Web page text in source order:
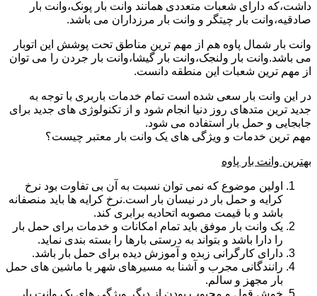
داشت،که دارای شعبات متعددی همانند وانت بار پونک،وانت بار
صادقیه،وانت بار چیتگر و وانت بار مرزداران می باشد.
وانت بار شمال پاوه هم از مهم ترین مناطق تحت پوشش این اتوبار
می باشد.وانت بار ولنجک،وانت بار گیشا،وانت بار جردن را می توان
از مهم ترین شعبات این منطقه دانست.
در این وانت بار سعی شده است تمام خدمات باربری با توجه به
جدید ترین متدهای روز دنیا انجام شود و از تکنولوژی های جدید برای
جابجایی و حمل بار استفاده می شود.
مهم ترین خدمات و ویژگی های یک وانت بار معتبر چیست؟
بهترین وانت بار پاوه
اولین موضوع که نمی توان نسبت به آن بی تفاوت بود نرخ
کرایه و حمل بار در نیسان بار است.نرخ کرایه ها باید منصفانه
باشد و با قیمت مصوبه اتحادیه برابری کند.
یک وانت بار موفق باید تمام امکانات و خدمات برای حمل بار
را دارا باشد و بتواند به درستی بارها را بسته بندی نماید.
دارای کارگرانی زبده و آموزش دیده برای حمل بار باشد.
رانندگانی مجرب و آشنا به مسیرهای شهر با ماشین های حمل
بار مجهز و سالم.